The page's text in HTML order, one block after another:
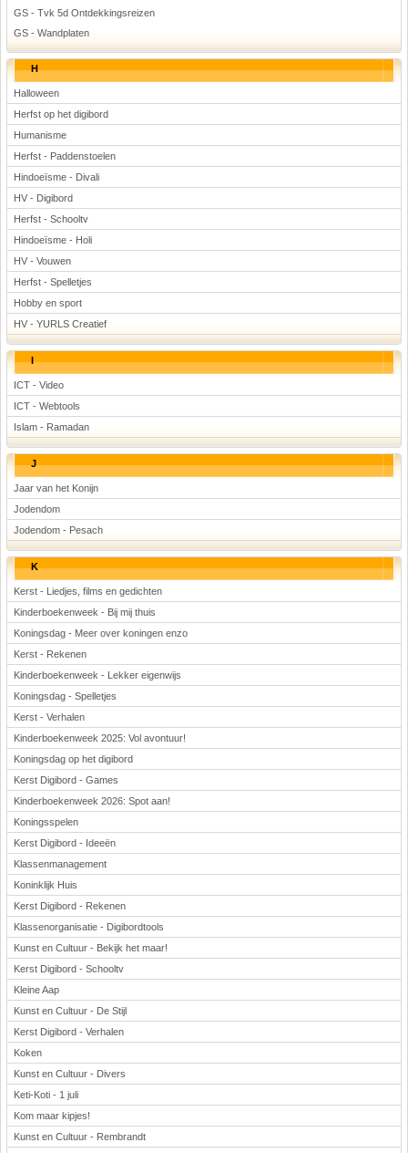
GS - Tvk 5d Ontdekkingsreizen
GS - Wandplaten
H
Halloween
Herfst op het digibord
Humanisme
Herfst - Paddenstoelen
Hindoeïsme - Divali
HV - Digibord
Herfst - Schooltv
Hindoeïsme - Holi
HV - Vouwen
Herfst - Spelletjes
Hobby en sport
HV - YURLS Creatief
I
ICT - Video
ICT - Webtools
Islam - Ramadan
J
Jaar van het Konijn
Jodendom
Jodendom - Pesach
K
Kerst - Liedjes, films en gedichten
Kinderboekenweek - Bij mij thuis
Koningsdag - Meer over koningen enzo
Kerst - Rekenen
Kinderboekenweek - Lekker eigenwijs
Koningsdag - Spelletjes
Kerst - Verhalen
Kinderboekenweek 2025: Vol avontuur!
Koningsdag op het digibord
Kerst Digibord - Games
Kinderboekenweek 2026: Spot aan!
Koningsspelen
Kerst Digibord - Ideeën
Klassenmanagement
Koninklijk Huis
Kerst Digibord - Rekenen
Klassenorganisatie - Digibordtools
Kunst en Cultuur - Bekijk het maar!
Kerst Digibord - Schooltv
Kleine Aap
Kunst en Cultuur - De Stijl
Kerst Digibord - Verhalen
Koken
Kunst en Cultuur - Divers
Keti-Koti - 1 juli
Kom maar kipjes!
Kunst en Cultuur - Rembrandt